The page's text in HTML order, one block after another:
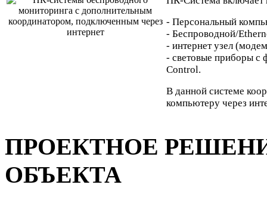
- Персональный
- Беспроводной/
- интернет узел
- световые приборы с
Control.
В данной системе
компьютеру через
ПРОЕКТНОЕ
ОБЪЕКТА